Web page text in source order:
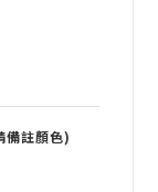
註顏色)